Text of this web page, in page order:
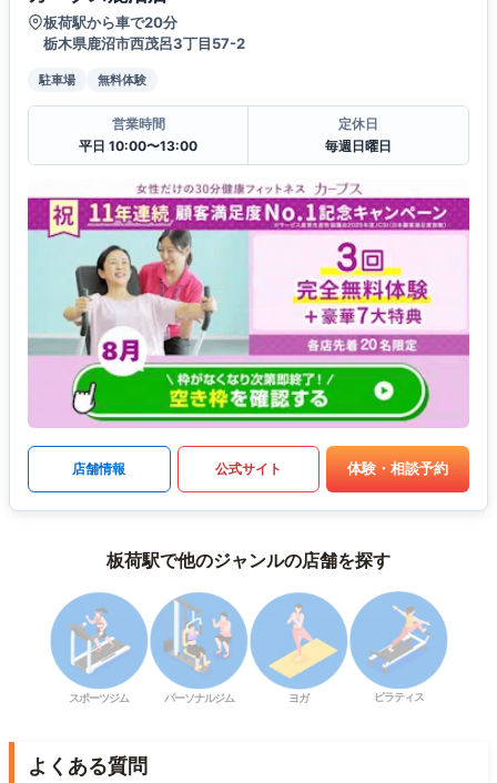
板荷駅から車で20分
栃木県鹿沼市西茂呂3丁目57-2
駐車場 無料体験
営業時間
平日 10:00〜13:00
定休日
毎週日曜日
店舗情報 公式サイト 体験・相談予約
板荷駅で他のジャンルの店舗を探す
スポーツジム パーソナルジム ヨガ ピラティス
よくある質問